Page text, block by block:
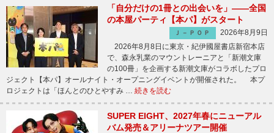
「自分だけの1冊との出会いを」――全国
の本屋パーティ【本パ】がスタート
Ｊ－ＰＯＰ
2026年8月9日
2026年8月8日に東京・紀伊國屋書店新宿本店
で、森永乳業のマウントレーニアと「新潮文庫
の100冊」を企画する新潮文庫がコラボしたプロ
ジェクト【本パ】オールナイト・オープニングイベントが開催された。 本プ
ロジェクトは「ほんとのひとやすみ … 続きを読む
SUPER EIGHT、2027年春にニューアル
バム発売＆アリーナツアー開催